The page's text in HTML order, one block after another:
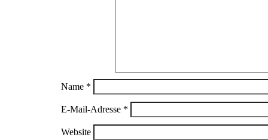
Name *
E-Mail-Adresse *
Website